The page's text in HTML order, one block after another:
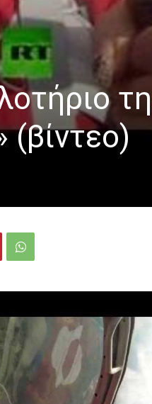
(βίντεο)